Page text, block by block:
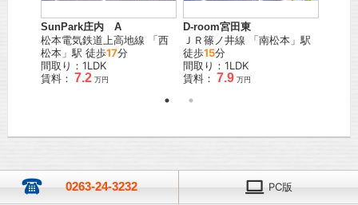
SunPark庄内 A
松本電気鉄道上高地線 「西
松本 」駅 徒歩17分
間取り：1LDK
賃料： 7.2 万円
D-room宮田東
ＪＲ篠ノ井線 「南松本 」駅
徒歩15分
間取り：1LDK
賃料： 7.9 万円
0263-24-3232 PC版